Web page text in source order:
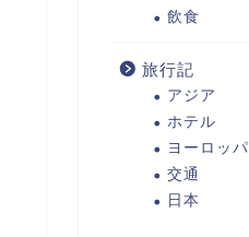
飲食
旅行記
アジア
ホテル
ヨーロッパ
交通
日本